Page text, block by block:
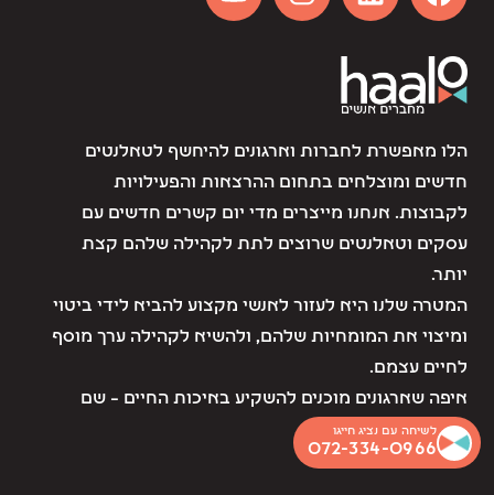
לשיחה עם נציג חייגו
072-334-0966
הלו מאפשרת לחברות וארגונים להיחשף לטאלנטים
חדשים ומוצלחים בתחום ההרצאות והפעילויות
לקבוצות. אנחנו מייצרים מדי יום קשרים חדשים עם
עסקים וטאלנטים שרוצים לתת לקהילה שלהם קצת
יותר.
המטרה שלנו היא לעזור לאנשי מקצוע להביא לידי ביטוי
ומיצוי את המומחיות שלהם, ולהשיא לקהילה ערך מוסף
לחיים עצמם.
איפה שארגונים מוכנים להשקיע באיכות החיים – שם
אנחנו נמצאים.